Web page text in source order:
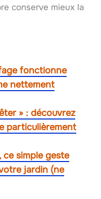
conserve mieux la
fonctionne
nettement
» : découvrez
particulièrement
simple geste
jardin (ne